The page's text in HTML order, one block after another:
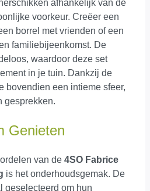
afhankelijk van de
voorkeur. Creëer een
borrel met vrienden of een
familiebijeenkomst. De
waardoor deze set
in je tuin. Dankzij de
bovendien een intieme sfeer,
gesprekken.
Genieten
van de 4SO Fabrice
is het onderhoudsgemak. De
geselecteerd om hun